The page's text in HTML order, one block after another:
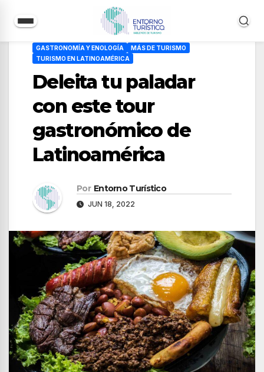
GASTRONOMÍA Y ENOLOGÍA
MÁS DE TURISMO
TURISMO EN LATINOAMÉRICA
Deleita tu paladar
con este tour
gastronómico de
Latinoamérica
Por Entorno Turístico
JUN 18, 2022